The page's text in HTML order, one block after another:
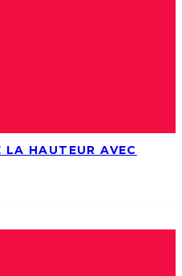
LA HAUTEUR AVEC